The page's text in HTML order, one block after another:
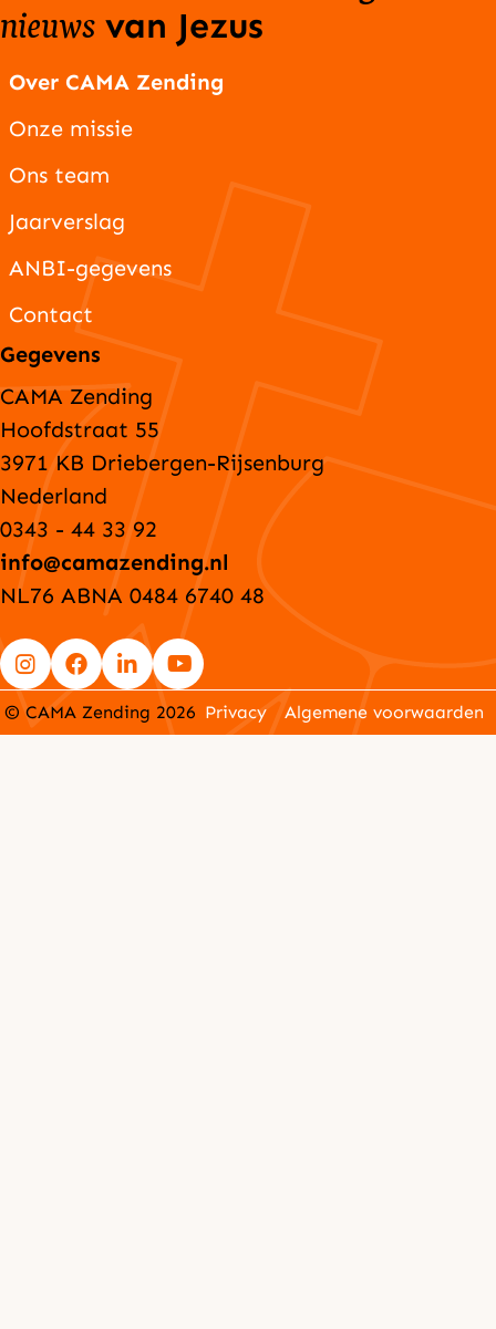
nieuws van Jezus
Over CAMA Zending
Onze missie
Ons team
Jaarverslag
ANBI-gegevens
Contact
Gegevens
CAMA Zending
Hoofdstraat 55
3971 KB Driebergen-Rijsenburg
Nederland
0343 - 44 33 92
info@camazending.nl
NL76 ABNA 0484 6740 48
Go
to
Go
to
Go
to
Go
to
© CAMA Zending 2026 Privacy Algemene voorwaarden